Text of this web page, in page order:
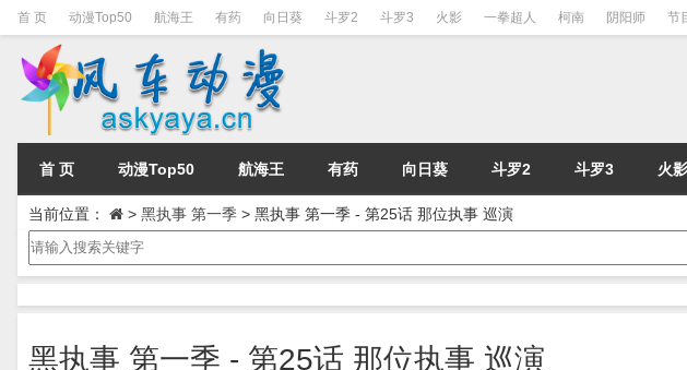
首 页 动漫Top50 航海王 有药 向日葵 斗罗2 斗罗3 火影 一拳超人 柯南 阴阳师 节
首 页 动漫Top50 航海王 有药 向日葵 斗罗2 斗罗3 火影
当前位置： > 黑执事 第一季 > 黑执事 第一季 - 第25话 那位执事 巡演
黑执事 第一季 - 第25话 那位执事 巡演